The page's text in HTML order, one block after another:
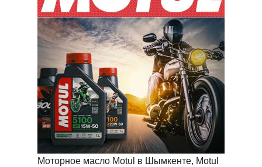
Моторное масло Motul в Шымкенте, Motul